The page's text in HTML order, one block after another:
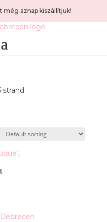
még aznap kiszállítjuk!
strand